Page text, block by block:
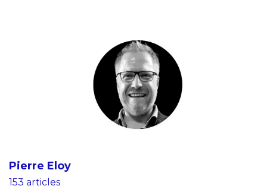
Pierre Eloy
153 articles